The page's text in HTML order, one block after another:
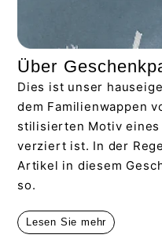
Über
Dies ist unser
dem Familienwappen
stilisierten Motiv eines
verziert ist. In der
Artikel in diesem
so.
Lesen Sie mehr